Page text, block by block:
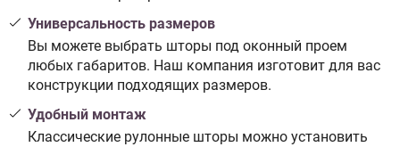
Универсальность размеров
Вы можете выбрать шторы под оконный проем
любых габаритов. Наш компания изготовит для вас
конструкции подходящих размеров.
Удобный монтаж
Классические рулонные шторы можно установить